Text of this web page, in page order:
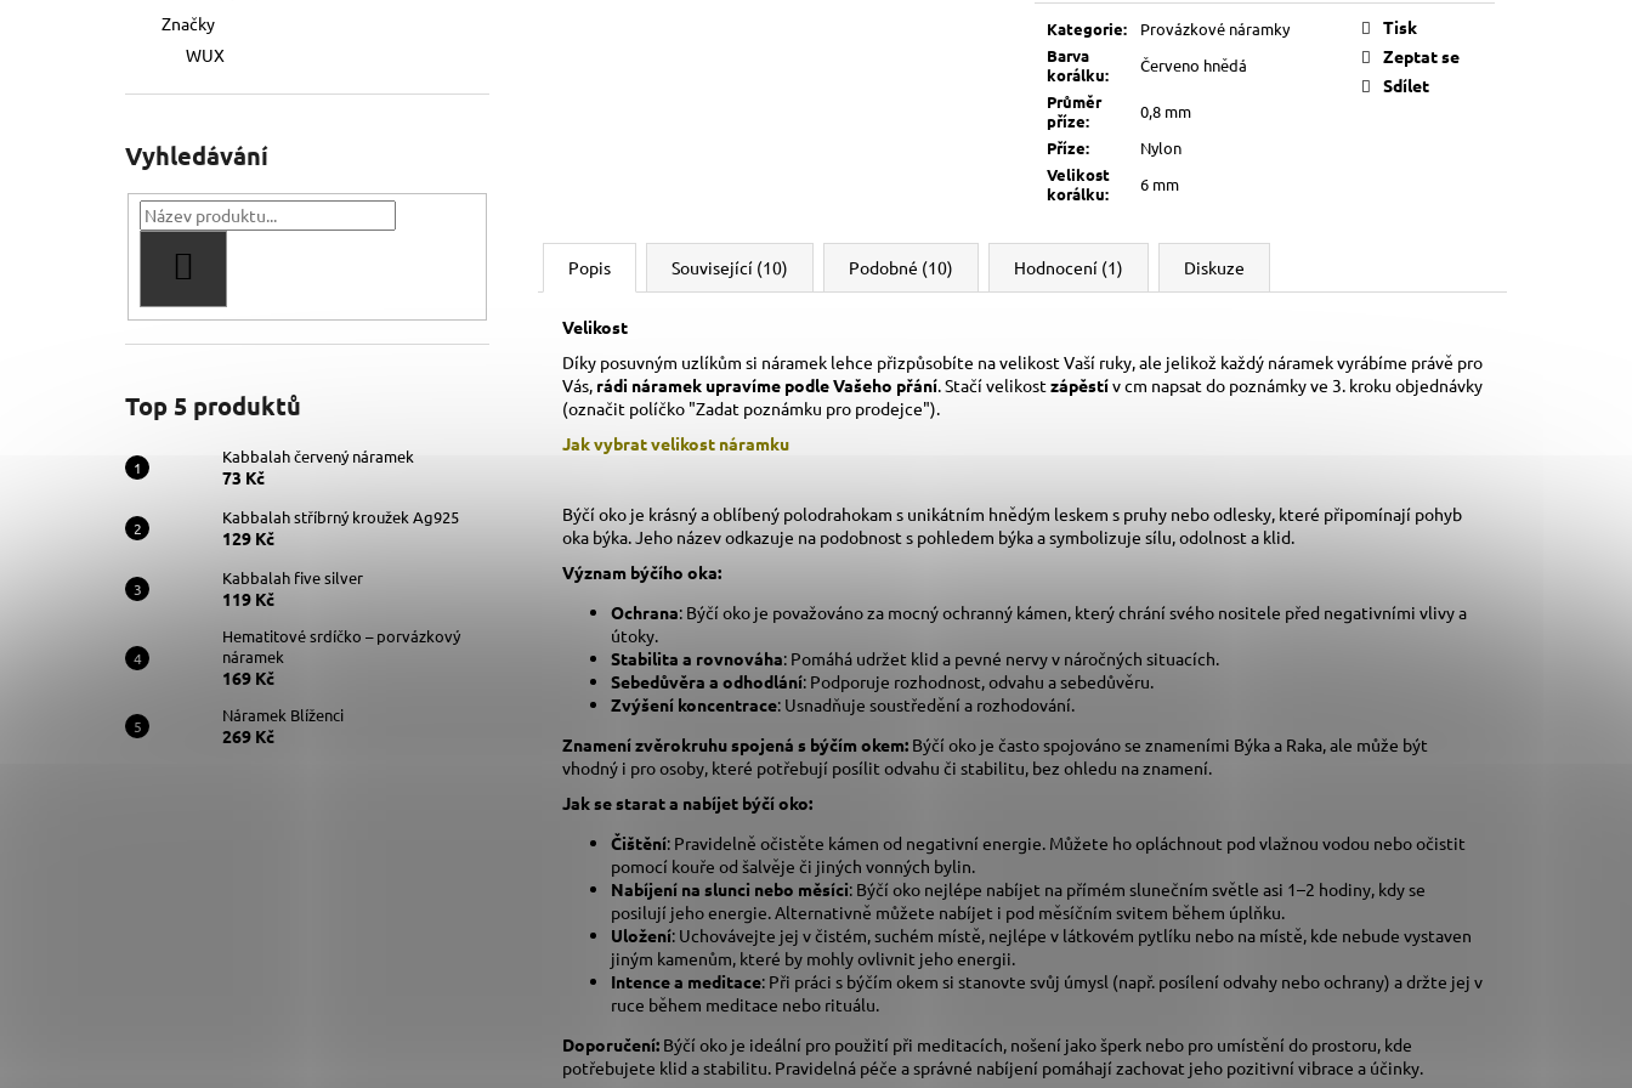
Značky
WUX
Vyhledávání
Top 5 produktů
Kabbalah červený náramek
73 Kč
Kabbalah stříbrný kroužek Ag925
129 Kč
Kabbalah five silver
119 Kč
Hematitové srdíčko – porvázkový
náramek
169 Kč
Náramek Blíženci
269 Kč
cena:
Kategorie:
Provázkové náramky
Barva
korálku:
Červeno hnědá
Průměr
příze:
0,8 mm
Příze:
Nylon
Velikost
korálku: 6 mm
Tisk
Zeptat se
Sdílet
Popis Související (10) Podobné (10) Hodnocení (1) Diskuze
Velikost
Díky posuvným uzlíkům si náramek lehce přizpůsobíte na velikost Vaší ruky, ale jelikož každý náramek vyrábíme právě pro
Vás, rádi náramek upravíme podle Vašeho přání . Stačí velikostzápěstív cm napsat do poznámky ve 3. kroku objednávky
(označit políčko "Zadat poznámku pro prodejce").
Jak vybrat velikost náramku
Býčí oko je krásný a oblíbený polodrahokam s unikátním hnědým leskem s pruhy nebo odlesky, které připomínají pohyb
oka býka. Jeho název odkazuje na podobnost s pohledem býka a symbolizuje sílu, odolnost a klid.
Význam býčího oka:
Ochrana: Býčí oko je považováno za mocný ochranný kámen, který chrání svého nositele před negativními vlivy a
útoky.
Stabilita a rovnováha: Pomáhá udržet klid a pevné nervy v náročných situacích.
Sebedůvěra a odhodlání: Podporuje rozhodnost, odvahu a sebedůvěru.
Zvýšení koncentrace: Usnadňuje soustředění a rozhodování.
Znamení zvěrokruhu spojená s býčím okem: Býčí oko je často spojováno se znameními Býka a Raka, ale může být
vhodný i pro osoby, které potřebují posílit odvahu či stabilitu, bez ohledu na znamení.
Jak se starat a nabíjet býčí oko:
Čištění: Pravidelně očistěte kámen od negativní energie. Můžete ho opláchnout pod vlažnou vodou nebo očistit
pomocí kouře od šalvěje či jiných vonných bylin.
Nabíjení na slunci nebo měsíci: Býčí oko nejlépe nabíjet na přímém slunečním světle asi 1–2 hodiny, kdy se
posilují jeho energie. Alternativně můžete nabíjet i pod měsíčním svitem během úplňku.
Uložení: Uchovávejte jej v čistém, suchém místě, nejlépe v látkovém pytlíku nebo na místě, kde nebude vystaven
jiným kamenům, které by mohly ovlivnit jeho energii.
Intence a meditace: Při práci s býčím okem si stanovte svůj úmysl (např. posílení odvahy nebo ochrany) a držte jej v
ruce během meditace nebo rituálu.
Doporučení: Býčí oko je ideální pro použití při meditacích, nošení jako šperk nebo pro umístění do prostoru, kde
potřebujete klid a stabilitu. Pravidelná péče a správné nabíjení pomáhají zachovat jeho pozitivní vibrace a účinky.